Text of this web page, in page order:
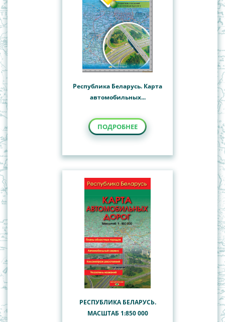
Республика Беларусь. Карта
автомобильных...
ПОДРОБНЕЕ
РЕСПУБЛИКА БЕЛАРУСЬ.
МАСШТАБ 1:850 000